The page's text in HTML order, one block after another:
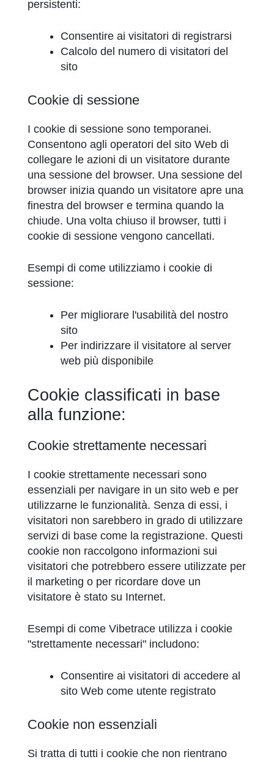
persistenti:
Consentire ai visitatori di registrarsi
Calcolo del numero di visitatori del
sito
Cookie di sessione
I cookie di sessione sono temporanei.
Consentono agli operatori del sito Web di
collegare le azioni di un visitatore durante
una sessione del browser. Una sessione del
browser inizia quando un visitatore apre una
finestra del browser e termina quando la
chiude. Una volta chiuso il browser, tutti i
cookie di sessione vengono cancellati.
Esempi di come utilizziamo i cookie di
sessione:
Per migliorare l'usabilità del nostro
sito
Per indirizzare il visitatore al server
web più disponibile
Cookie classificati in base
alla funzione:
Cookie strettamente necessari
I cookie strettamente necessari sono
essenziali per navigare in un sito web e per
utilizzarne le funzionalità. Senza di essi, i
visitatori non sarebbero in grado di utilizzare
servizi di base come la registrazione. Questi
cookie non raccolgono informazioni sui
visitatori che potrebbero essere utilizzate per
il marketing o per ricordare dove un
visitatore è stato su Internet.
Esempi di come Vibetrace utilizza i cookie
"strettamente necessari" includono:
Consentire ai visitatori di accedere al
sito Web come utente registrato
Cookie non essenziali
Si tratta di tutti i cookie che non rientrano